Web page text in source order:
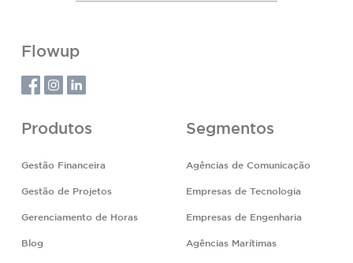
Flowup
Produtos
Gestão Financeira
Gestão de Projetos
Gerenciamento de Horas
Blog
Segmentos
Agências de Comunicação
Empresas de Tecnologia
Empresas de Engenharia
Agências Marítimas